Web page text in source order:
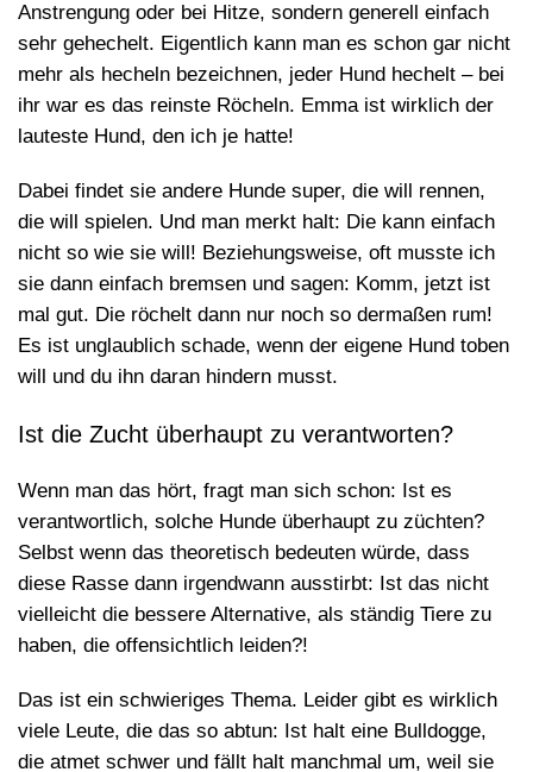
Anstrengung oder bei Hitze, sondern generell einfach
sehr gehechelt. Eigentlich kann man es schon gar nicht
mehr als hecheln bezeichnen, jeder Hund hechelt – bei
ihr war es das reinste Röcheln. Emma ist wirklich der
lauteste Hund, den ich je hatte!
Dabei findet sie andere Hunde super, die will rennen,
die will spielen. Und man merkt halt: Die kann einfach
nicht so wie sie will! Beziehungsweise, oft musste ich
sie dann einfach bremsen und sagen: Komm, jetzt ist
mal gut. Die röchelt dann nur noch so dermaßen rum!
Es ist unglaublich schade, wenn der eigene Hund toben
will und du ihn daran hindern musst.
Ist die Zucht überhaupt zu verantworten?
Wenn man das hört, fragt man sich schon: Ist es
verantwortlich, solche Hunde überhaupt zu züchten?
Selbst wenn das theoretisch bedeuten würde, dass
diese Rasse dann irgendwann ausstirbt: Ist das nicht
vielleicht die bessere Alternative, als ständig Tiere zu
haben, die offensichtlich leiden?!
Das ist ein schwieriges Thema. Leider gibt es wirklich
viele Leute, die das so abtun: Ist halt eine Bulldogge,
die atmet schwer und fällt halt manchmal um, weil sie